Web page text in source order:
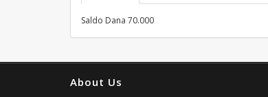
Saldo Dana 70.000
About Us